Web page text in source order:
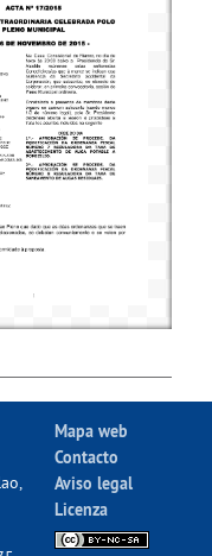
Mapa web
Contacto
Aviso legal
Licenza